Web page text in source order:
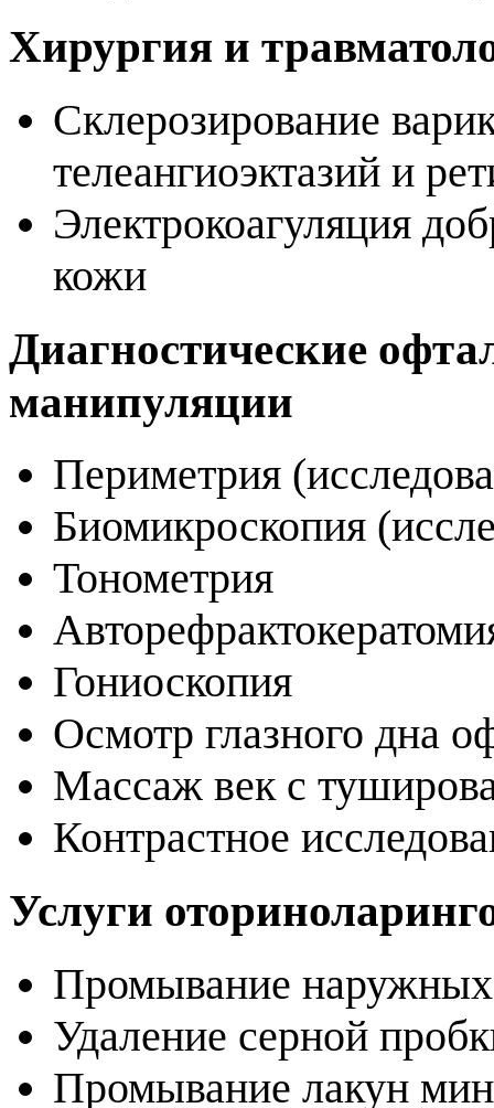
Хирургия и
Склерозирование
телеангиоэктазий и
Электрокоагуляция
кожи
Диагностические
манипуляции
Периметрия
Биомикроскопия
Тонометрия
Гониоскопия
Осмотр глазного дна
Массаж век с
Контрастное
Услуги
Промывание
Удаление серной
Промывание лакун